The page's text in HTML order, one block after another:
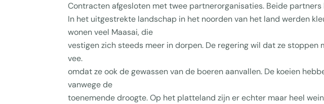
Contracten afgesloten met twee partnerorganisaties. Beide partners
In het uitgestrekte landschap in het noorden van het land werden
wonen veel Maasai, die
vestigen zich steeds meer in dorpen. De regering wil dat ze stoppen
vee.
omdat ze ook de gewassen van de boeren aanvallen. De koeien
vanwege de
toenemende droogte. Op het platteland zijn er echter maar heel